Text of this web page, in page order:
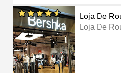
Loja De
Loja De